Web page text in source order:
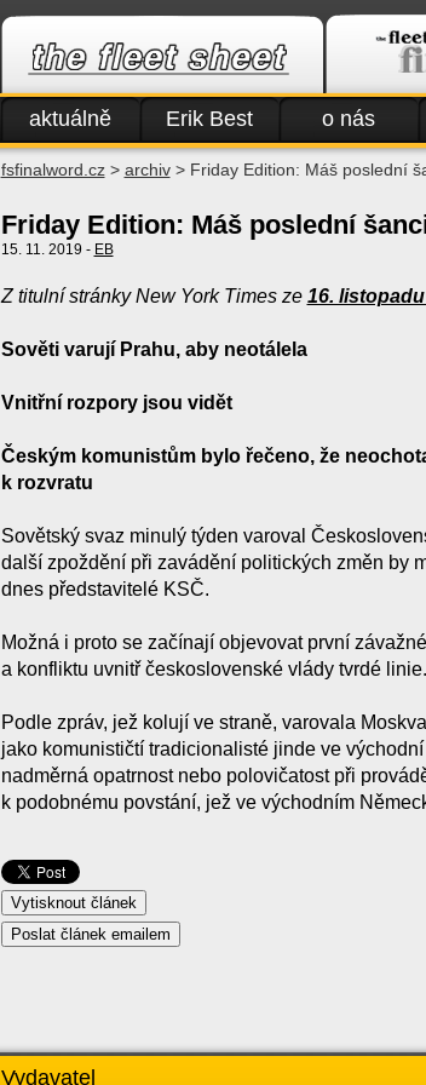
aktuálně Erik Best o nás
fsfinalword.cz> archiv> Friday Edition: Máš poslední
Friday Edition: Máš poslední
15. 11. 2019 - EB
Z titulní stránky New York Times ze 16.
Sověti varují Prahu, aby neotálela
Vnitřní rozpory jsou vidět
Českým komunistům bylo řečeno, že
k rozvratu
Sovětský svaz minulý týden varoval
další zpoždění při zavádění politických změn by
dnes představitelé KSČ.
Možná i proto se začínají objevovat první
a konfliktu uvnitř československé vlády tvrdé linie.
Podle zpráv, jež kolují ve straně, varovala
jako komunističtí tradicionalisté jinde ve
nadměrná opatrnost nebo polovičatost při
k podobnému povstání, jež ve východním
Vydavatel